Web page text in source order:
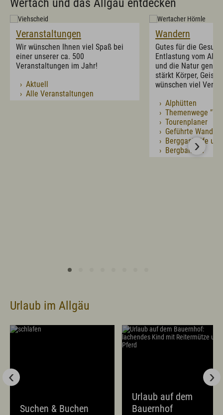
Selbstversorgerhütten und -häuser
Infos zum Urlaub mit dem Hund
Tagungsmöglichkeiten
Wichtige Infos zum Urlaub
Kultur & Genuss
Sehenswertes in Wertach
Kirchen und Kapellen
Prospekte Presse
Vermieterservice
Kontakt
Wertach und das Allgäu entdecken
Veranstaltungen
Wir wünschen Ihnen viel Spaß bei
einer unserer ca. 500
Veranstaltungen im Jahr!
› Aktuell
› Alle Veranstaltungen
Wandern
Gutes für die
Entlastung vom
und die Natur
stärkt Körper, Geist
wünschen viel
› Alphütten
› Themenwege
› Tourenplaner
› Geführte
› Berggasthöfe
› Bergbahnen
Urlaub im Allgäu
Suchen & Buchen
Urlaub auf dem
Bauernhof